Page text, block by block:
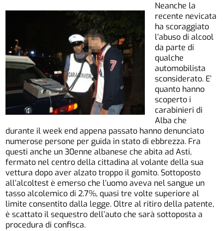
Neanche la
recente nevicata
ha scoraggiato
l’abuso di alcool
da parte di
qualche
automobilista
sconsiderato. E’
quanto hanno
scoperto i
carabinieri di
Alba che
durante il week end appena passato hanno denunciato
numerose persone per guida in stato di ebbrezza. Fra
questi anche un 30enne albanese che abita ad Asti,
fermato nel centro della cittadina al volante della sua
vettura dopo aver alzato troppo il gomito. Sottoposto
all’alcoltest è emerso che l’uomo aveva nel sangue un
tasso alcolemico di 2.7%, quasi tre volte superiore al
limite consentito dalla legge. Oltre al ritiro della patente,
è scattato il sequestro dell’auto che sarà sottoposta a
procedura di confisca.